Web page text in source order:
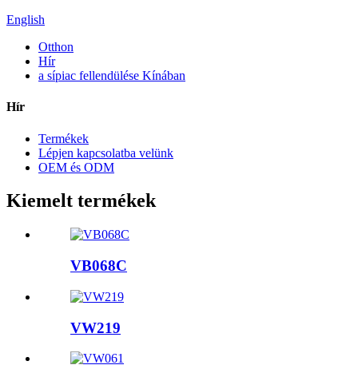
English
Otthon
Hír
a sípiac fellendülése Kínában
Hír
Termékek
Lépjen kapcsolatba velünk
OEM és ODM
Kiemelt termékek
VB068C
VW219